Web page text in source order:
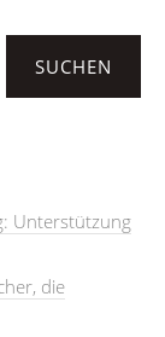
SUCHEN
Unterstützung
die